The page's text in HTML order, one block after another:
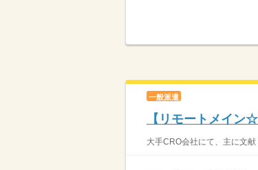
一般派遣
【リモートメイン
大手CRO会社にて、主に文